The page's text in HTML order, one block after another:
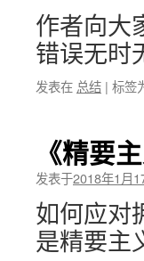
作者向大
错误无
发表在 总结 | 标签
《精要
发表于2018年1月
如何应对
是精要